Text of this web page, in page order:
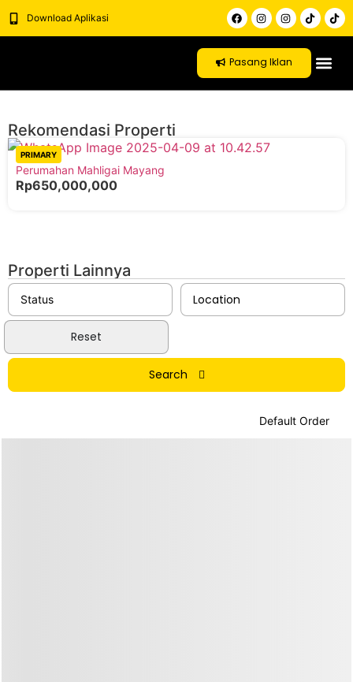
Download Aplikasi
Pasang Iklan
Rekomendasi Properti
Perumahan Mahligai Mayang
Rp650,000,000
PRIMARY
Properti Lainnya
Location
Reset
Search
Default Order